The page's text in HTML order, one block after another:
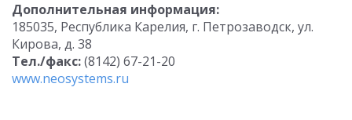
Дополнительная информация:
185035, Республика Карелия, г. Петрозаводск, ул.
Кирова, д. 38
Тел./факс:(8142) 67-21-20
www.neosystems.ru